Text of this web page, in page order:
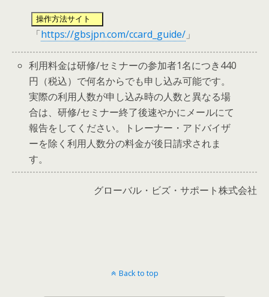
操作方法サイト
「https://gbsjpn.com/ccard_guide/ 」
利用料金は研修/セミナーの参加者1名につき440
円（税込）で何名からでも申し込み可能です。
実際の利用人数が申し込み時の人数と異なる場
合は、研修/セミナー終了後速やかにメールにて
報告をしてください。トレーナー・アドバイザ
ーを除く利用人数分の料金が後日請求されま
す。
グローバル・ビズ・サポート株式会社
Back to top